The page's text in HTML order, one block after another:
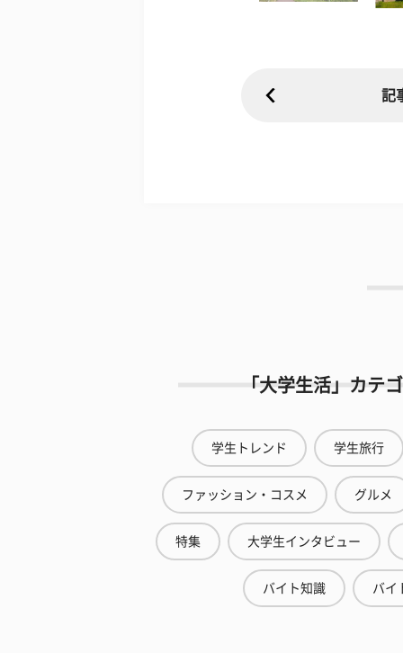
記
「大学生活」カテ
学生トレンド 学生旅行
ファッション・コスメ グルメ
特集 大学生インタビュー
バイト知識 バイ